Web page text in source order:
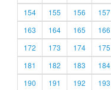
154
155 156 157
163
164 165 166
172
173 174 175
181
182 183 184
190
191 192 193